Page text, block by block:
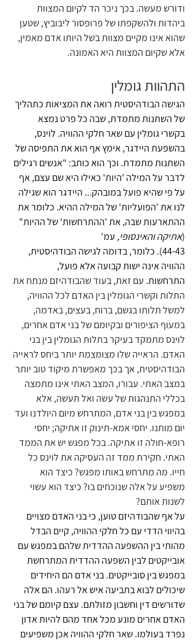
ודורש מעשה. בכך ניכר הד לקיום המצוות
ביהדות ולהשקפתו של פרופסור ליבוביץ, שטען
שהוא אינו מקיים מצוות בשל היותו אדם מאמין,
אלא שקיום המצוות היא האמונה.
התהוות גומלין
הגישה הבודהיסטית רואה את המציאות כתהליך
של השתנות מתמדת, שבה כל פרט נמצא
בקשרי גומלין עם שאר חלקי ההוויה. לוינס,
בהשפעת היידגר, אימץ אף הוא את התפיסה של
השתנות מתמדת. וכך הוא כותב: "אנשים רגילים
לדבר על המילה 'היות' כאילו היא שם עצם, אף
על פי שהיא פועל במובהק... היידגר הוא שגילה
לנו את 'הפועליות' של המילה ההיא. כלומר את
ההתארעות שבה, את 'ההתרחשות' של ההיות"
(אתיקה והאינסופי, עמ'
44-43). כלומר, בדומה לגישה הבודהיסטית,
ההוויה אינה ישות קבועה אלא פועל,
התרחשות. עם זאת, בעוד שהבודהיזם מנתח את
התלות וקשרי הגומלין בין האדם לכל ההוויה,
למשל תלותו בגשם, ברוח, בעצים, באדמה,
במעוף הציפורים ובקיומם של בני אדם אחרים,
לוינס מתמקד בעיקר בתלות הגומלין בין בני
האדם. הראייה שלו מצומצמת יותר ביחס לראייה
הבודהיסטית, אך בכך מאפשרת מיקוד טוב יותר
במצב האתי. עבורו, המצב האתי אינו מתמצה
בכללי התנהגות של עשה ואל תעשה, אלא
במפגש בין בני אדם, המתרחש מיום היולדנו ועד
יום מותנו. יחסי אמא-תינוק זו אתיקה; יחסי
רופא-חולה זו אתיקה. בכל מפגש יש את הממד
האתי. חקירת ממד זה העסיקה את לוינס כל
חייו. מה מתרחש באותו מפגש? כיצד הוא
משפיע על אלה שנוכחים בו? כיצד הוא עשוי
לשנות אותם?
על אף שהבודהיזם טוען, כי בני האדם מצויים
בהיווי הדדי עם כל חלקי ההוויה, קיים הבדל
מהותי בין ההשפעה ההדדית שלהם במפגש עם
אובייקטים לבין השפעה ההדדית המתרחשת
במפגש בין סובייקטים. בני אדם הם היחידים
שיכולים לבוא בתביעה איש אל רעהו. הם אלה
שדורשים דין וחשבון מזולתם. עצם קיומם של בני
האדם אחרים מונע מכל אחד מהם להיות אדון
נפרד בעולמו. שאר חלקי ההוויה אכן משפיעים